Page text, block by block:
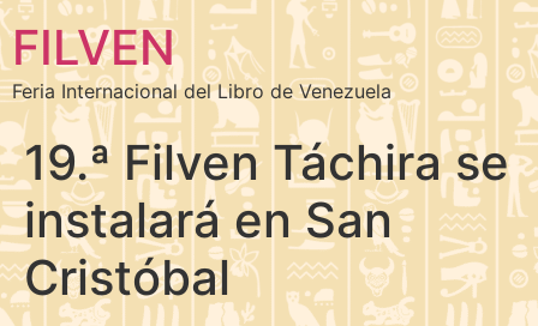
FILVEN
Feria Internacional del Libro de Venezuela
19.ª Filven Táchira se
instalará en San
Cristóbal